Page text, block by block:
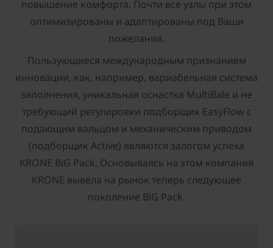
повышение комфорта. Почти все узлы при этом
оптимизированы и адаптированы под Ваши
пожелания.
Пользующиеся международным признанием
инновации, как, например, вариабельная система
заполнения, уникальная оснастка MultiBale и не
требующий регулировки подборщик EasyFlow с
подающим вальцом и механическим приводом
(подборщик Active) являются залогом успеха
KRONE BiG Pack. Основываясь на этом компания
KRONE вывела на рынок теперь следующее
поколение BiG Pack.